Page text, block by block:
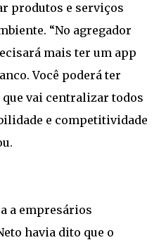
produtos e serviços
“No agregador
mais ter um app
Você poderá ter
vai centralizar todos
e competitividade
a empresários
havia dito que o